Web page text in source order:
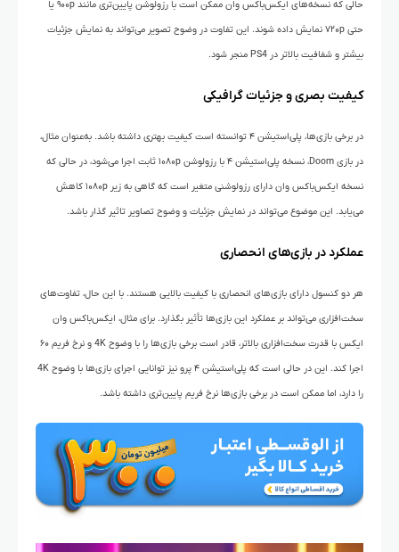
حالی که نسخه‌های ایکس‌باکس وان ممکن است با رزولوشن پایین‌تری مانند ۹۰۰p یا
حتی ۷۲۰p نمایش داده شوند. این تفاوت در وضوح تصویر می‌تواند به نمایش جزئیات
بیشتر و شفافیت بالاتر در PS4 منجر شود.
کیفیت بصری و جزئیات گرافیکی
در برخی بازی‌ها، پلی‌استیشن ۴ توانسته است کیفیت بهتری داشته باشد. به‌عنوان مثال،
در بازی Doom، نسخه پلی‌استیشن ۴ با رزولوشن ۱۰۸۰p ثابت اجرا می‌شود، در حالی که
نسخه ایکس‌باکس وان دارای رزولوشنی متغیر است که گاهی به زیر ۱۰۸۰p کاهش
می‌یابد. این موضوع می‌تواند در نمایش جزئیات و وضوح تصاویر تاثیر گذار باشد.
عملکرد در بازی‌های انحصاری
هر دو کنسول دارای بازی‌های انحصاری با کیفیت بالایی هستند. با این حال، تفاوت‌های
سخت‌افزاری می‌تواند بر عملکرد این بازی‌ها تأثیر بگذارد. برای مثال، ایکس‌باکس وان
ایکس با قدرت سخت‌افزاری بالاتر، قادر است برخی بازی‌ها را با وضوح 4K و نرخ فریم ۶۰
اجرا کند. این در حالی است که پلی‌استیشن ۴ پرو نیز توانایی اجرای بازی‌ها با وضوح 4K
را دارد، اما ممکن است در برخی بازی‌ها نرخ فریم پایین‌تری داشته باشد.